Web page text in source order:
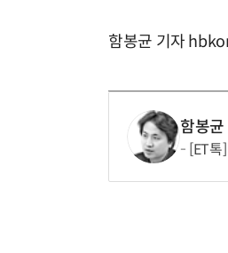
함봉균 기자
함봉균
[ET톡